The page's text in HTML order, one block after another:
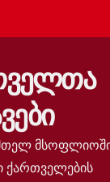
მთელ
ქართველების